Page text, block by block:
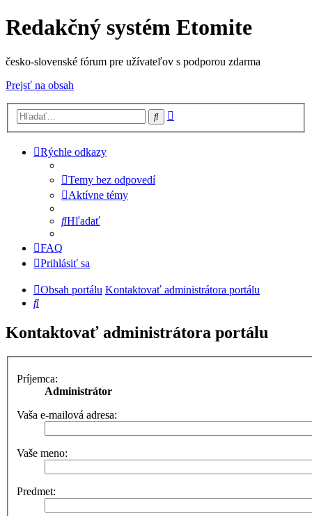
Redakčný systém Etomite
česko-slovenské fórum pre užívateľov s podporou zdarma
Prejsť na obsah
Hľadať
Rýchle odkazy
Temy bez odpovedí
Aktívne témy
Hľadať
FAQ
Prihlásiť sa
Obsah portálu Kontaktovať administrátora portálu
Hľadať
Kontaktovať administrátora portálu
Príjemca:
Administrátor
Vaša e-mailová adresa:
Vaše meno:
Predmet: